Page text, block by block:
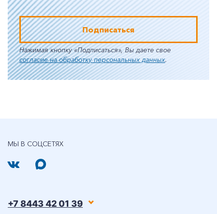
Подписаться
Нажимая кнопку «Подписаться», Вы даете свое
согласие на обработку персональных данных.
МЫ В СОЦСЕТЯХ
+7 8443 42 01 39